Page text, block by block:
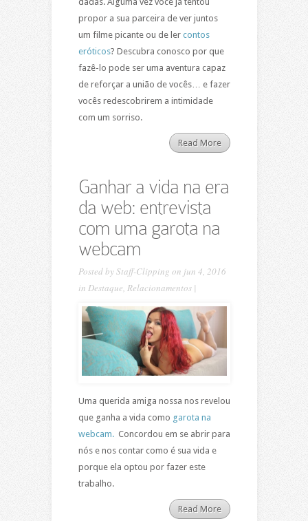
propor a sua parceira de ver juntos
um filme picante ou de ler contos
eróticos? Descubra conosco por que
fazê-lo pode ser uma aventura capaz
de reforçar a união de vocês… e fazer
vocês redescobrirem a intimidade
com um sorriso.
Read More
Ganhar a vida na era
da web: entrevista
com uma garota na
webcam
Posted byStaff-Clipping on jun 4, 2016
in Destaque, Relacionamentos|
Uma querida amiga nossa nos revelou
que ganha a vida como garota na
webcam. Concordou em se abrir para
nós e nos contar como é sua vida e
porque ela optou por fazer este
trabalho.
Read More